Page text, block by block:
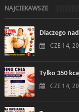
NAJCIEKAWSZE
Dlaczego
CZE 14,
Tylko 350
CZE 14,